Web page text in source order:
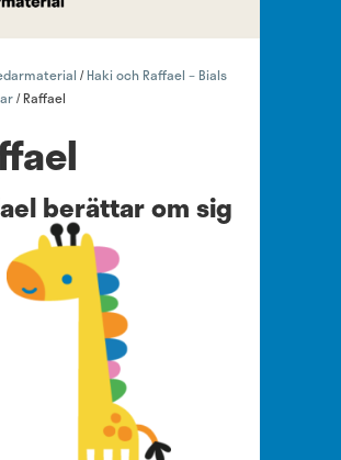
/ Haki och Raffael – Bials
/ Raffael
berättar om sig